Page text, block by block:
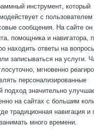
инструмент, который
с пользователем
сообщения. На сайте
помощника и навигатора,
находить ответы на
записываться на услуги.
мгновенно
персонализированные
подход значительно
на сайтах с большим
традиционная навигация и
много времени.